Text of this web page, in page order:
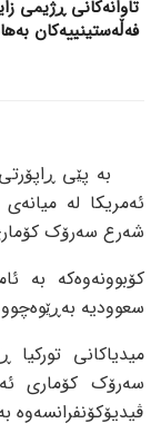
تاوانەکانی ڕژیمی
فەڵەستینییەکان
بە پێی
ئەمریکا لە
شەرع سەرۆک
کۆبوونەوەکە بە
سعوودیە
میدیاکانی
سەرۆک کۆماری
ڤیدیۆکۆنفرانسەوە